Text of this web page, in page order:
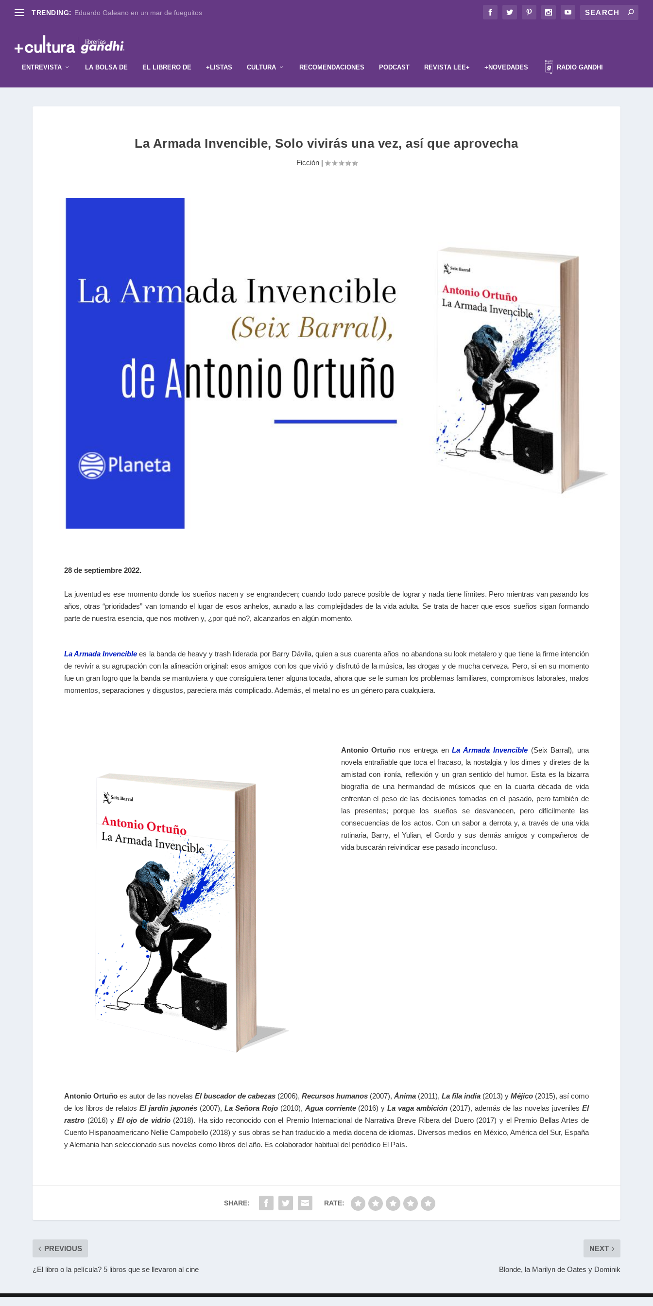
TRENDING: Eduardo Galeano en un mar de fueguitos
ENTREVISTA LA BOLSA DE EL LIBRERO DE +LISTAS CULTURA RECOMENDACIONES PODCAST REVISTA LEE+ +NOVEDADES RADIO GANDHI
La Armada Invencible, Solo vivirás una vez, así que aprovecha
Ficción|
28 de septiembre 2022.
La juventud es ese momento donde los sueños nacen y se engrandecen; cuando todo parece posible de lograr y nada tiene límites. Pero mientras van pasando los
años, otras “prioridades” van tomando el lugar de esos anhelos, aunado a las complejidades de la vida adulta. Se trata de hacer que esos sueños sigan formando
parte de nuestra esencia, que nos motiven y, ¿por qué no?, alcanzarlos en algún momento.
La Armada Invencible es la banda de heavy y trash liderada por Barry Dávila, quien a sus cuarenta años no abandona su look metalero y que tiene la firme intención
de revivir a su agrupación con la alineación original: esos amigos con los que vivió y disfrutó de la música, las drogas y de mucha cerveza. Pero, si en su momento
fue un gran logro que la banda se mantuviera y que consiguiera tener alguna tocada, ahora que se le suman los problemas familiares, compromisos laborales, malos
momentos, separaciones y disgustos, pareciera más complicado. Además, el metal no es un género para cualquiera.
Antonio Ortuño nos entrega enLa Armada Invencible(Seix Barral), una
novela entrañable que toca el fracaso, la nostalgia y los dimes y diretes de la
amistad con ironía, reflexión y un gran sentido del humor. Esta es la bizarra
biografía de una hermandad de músicos que en la cuarta década de vida
enfrentan el peso de las decisiones tomadas en el pasado, pero también de
las presentes; porque los sueños se desvanecen, pero difícilmente las
consecuencias de los actos. Con un sabor a derrota y, a través de una vida
rutinaria, Barry, el Yulian, el Gordo y sus demás amigos y compañeros de
vida buscarán reivindicar ese pasado inconcluso.
Antonio Ortuño es autor de las novelas El buscador de cabezas (2006), Recursos humanos (2007), Ánima (2011), La fila india (2013) y Méjico (2015), así como
de los libros de relatos El jardín japonés(2007), La Señora Rojo(2010), Agua corriente(2016) yLa vaga ambición (2017), además de las novelas juvenilesEl
rastro (2016) y El ojo de vidrio(2018). Ha sido reconocido con el Premio Internacional de Narrativa Breve Ribera del Duero (2017) y el Premio Bellas Artes de
Cuento Hispanoamericano Nellie Campobello (2018) y sus obras se han traducido a media docena de idiomas. Diversos medios en México, América del Sur, España
y Alemania han seleccionado sus novelas como libros del año. Es colaborador habitual del periódico El País.
SHARE: RATE:
PREVIOUS
¿El libro o la película? 5 libros que se llevaron al cine
NEXT
Blonde, la Marilyn de Oates y Dominik